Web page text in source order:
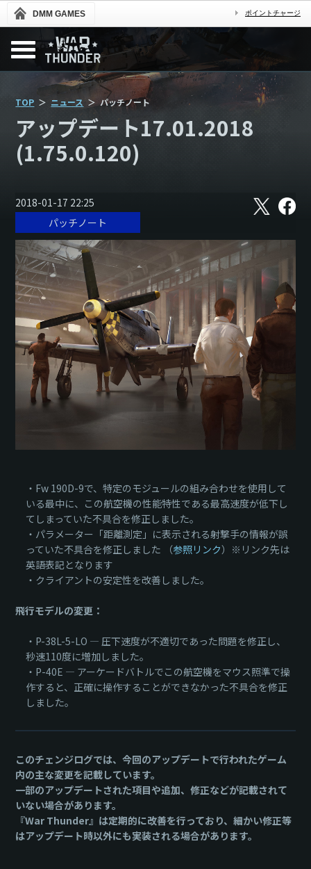
DMM GAMES ポイントチャージ
TOP ニュース パッチノート
アップデート17.01.2018
(1.75.0.120)
2018-01-17 22:25 X フ
ェ
ス
ッ
パッチノート
・Fw 190D-9で、特定のモジュールの組み合わせを使用して
いる最中に、この航空機の性能特性である最高速度が低下し
てしまっていた不具合を修正しました。
・パラメーター「距離測定」に表示される射撃手の情報が誤
っていた不具合を修正しました （参照リンク）※リンク先は
英語表記となります
・クライアントの安定性を改善しました。
飛行モデルの変更：
・P-38L-5-LO — 圧下速度が不適切であった問題を修正し、
秒速110度に増加しました。
・Р-40E — アーケードバトルでこの航空機をマウス照準で操
作すると、正確に操作することができなかった不具合を修正
しました。
このチェンジログでは、今回のアップデートで行われたゲーム
内の主な変更を記載しています。
一部のアップデートされた項目や追加、修正などが記載されて
いない場合があります。
『War Thunder』は定期的に改善を行っており、細かい修正等
はアップデート時以外にも実装される場合があります。